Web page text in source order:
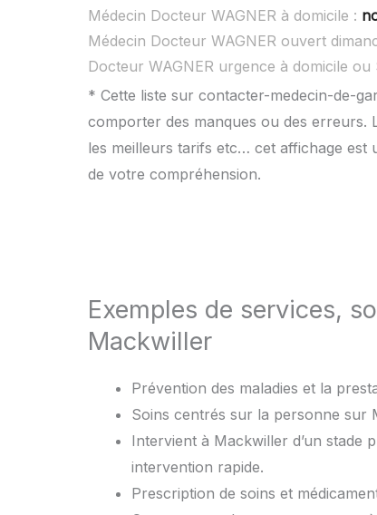
Médecin Docteur WAGNER à domicile :
Médecin Docteur WAGNER ouvert
Docteur WAGNER urgence à domicile ou
* Cette liste sur contacter-medecin-de-
comporter des manques ou des erreurs.
les meilleurs tarifs etc… cet affichage est
de votre compréhension.
Exemples de services,
Mackwiller
Prévention des maladies et la
Soins centrés sur la personne sur
Intervient à Mackwiller d’un stade
intervention rapide.
Prescription de soins et